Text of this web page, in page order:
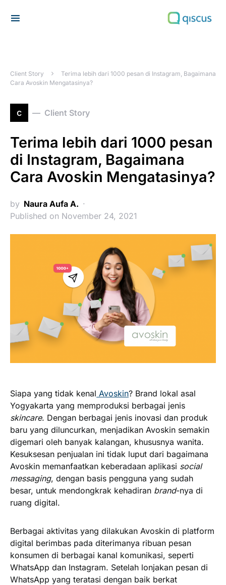
Client Story
Terima lebih dari 1000 pesan di Instagram, Bagaimana
Cara Avoskin Mengatasinya?
c Client Story
Terima lebih dari 1000 pesan
di Instagram, Bagaimana
Cara Avoskin Mengatasinya?
by Naura Aufa A.
Published on November 24, 2021
Siapa yang tidak kenal Avoskin? Brand lokal asal
Yogyakarta yang memproduksi berbagai jenis
skincare. Dengan berbagai jenis inovasi dan produk
baru yang diluncurkan, menjadikan Avoskin semakin
digemari oleh banyak kalangan, khususnya wanita.
Kesuksesan penjualan ini tidak luput dari bagaimana
Avoskin memanfaatkan keberadaan aplikasi social
messaging, dengan basis pengguna yang sudah
besar, untuk mendongkrak kehadiran brand-nya di
ruang digital.
Berbagai aktivitas yang dilakukan Avoskin di platform
digital berimbas pada diterimanya ribuan pesan
konsumen di berbagai kanal komunikasi, seperti
WhatsApp dan Instagram. Setelah lonjakan pesan di
WhatsApp yang teratasi dengan baik berkat